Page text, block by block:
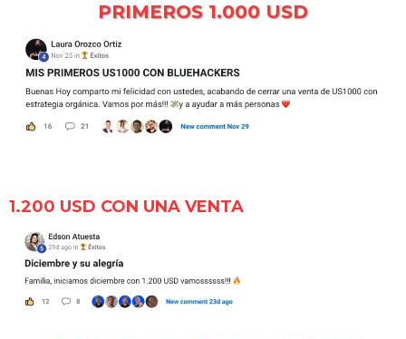
PRIMEROS 1.000 USD
1.200 USD CON UNA VENTA